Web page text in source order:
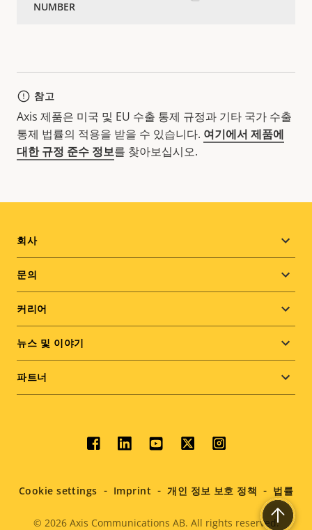
참고
Axis 제품은 미국 및 EU 수출 통제 규정과 기타 국가 수출
통제 법률의 적용을 받을 수 있습니다. 여기에서 제품에
대한 규정 준수 정보를 찾아보십시오.
Footer
menu
회사
문의
커리어
뉴스 및 이야기
파트너
Social
menu
© 2026Axis Communications AB. All rights reserved.
Cookie settings Imprint 개인 정보 보호 정책 법률